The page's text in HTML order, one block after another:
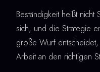
Beständigkeit heißt nicht
sich, und die Strategie
große Wurf
Arbeit an den richtigen